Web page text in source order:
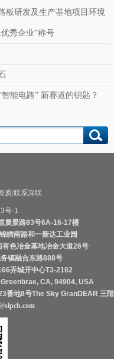
板研发及生产基地项目环境
秀企业”称号
能电路” 新赛道的钥匙？
质 联系深联
号-1
展景路83号6A-16-17楼
绣南路和一新达工业园
色冶金基地冶金大道26号
镇融合东路888号
弄城开中心T3-2102
CA, 94904, USA
番地8号The Sky GranDEAR 三階